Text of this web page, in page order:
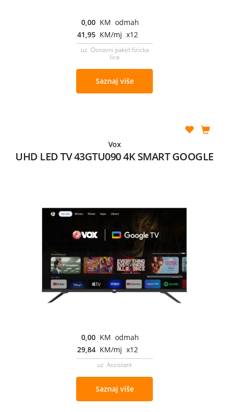
0,00 KM odmah
41,95 KM/mj x12
uz Osnovni paket fizicka
lica
Saznaj više
Vox
UHD LED TV 43GTU090 4K SMART GOOGLE
0,00 KM odmah
29,84 KM/mj x12
uz Assistant
Saznaj više